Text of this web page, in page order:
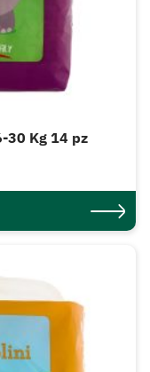
30 Kg 14 pz